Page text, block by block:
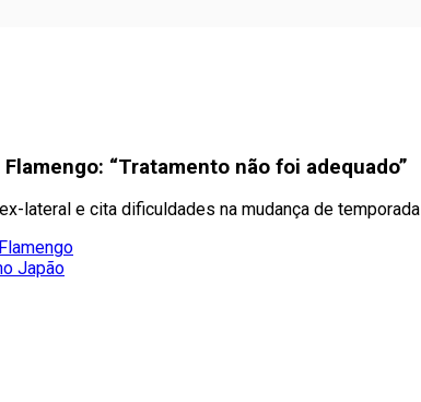
“Tratamento não foi adequado”
lateral e cita dificuldades na mudança de temporada
Japão